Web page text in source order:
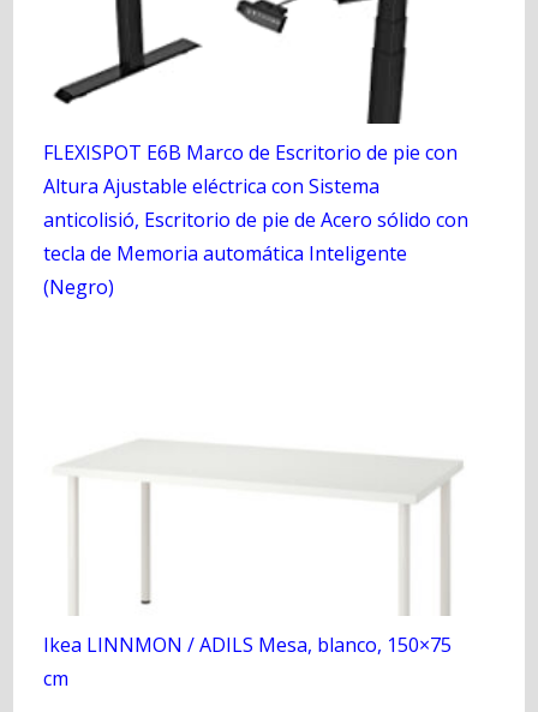
FLEXISPOT E6B Marco de Escritorio de pie con
Altura Ajustable eléctrica con Sistema
anticolisió, Escritorio de pie de Acero sólido con
tecla de Memoria automática Inteligente
(Negro)
Ikea LINNMON / ADILS Mesa, blanco, 150×75
cm